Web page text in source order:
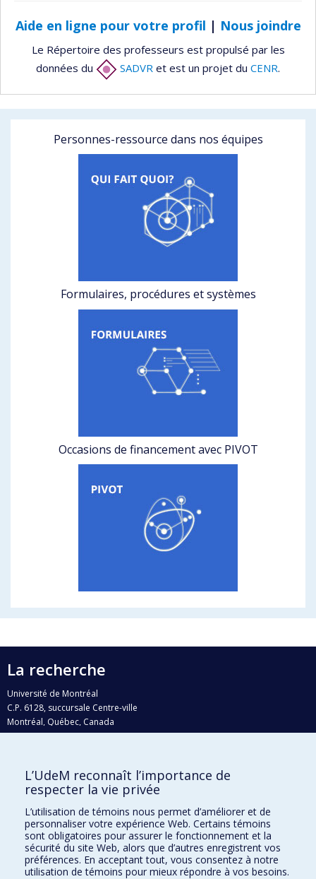
Aide en ligne pour votre profil | Nous joindre
Le Répertoire des professeurs est propulsé par les
données du
SADVR et est un projet du CENR.
Personnes-ressource dans nos équipes
Formulaires, procédures et systèmes
Occasions de financement avec PIVOT
La recherche
Université de Montréal
C.P. 6128, succursale Centre-ville
Montréal, Québec, Canada
H3C 3J7
Qui fait quoi?
Nous trouver
Plan du site
Accessibilité
L’UdeM reconnaît l’importance de
respecter la vie privée
L’utilisation de témoins nous permet d’améliorer et de
personnaliser votre expérience Web. Certains témoins
sont obligatoires pour assurer le fonctionnement et la
sécurité du site Web, alors que d’autres enregistrent vos
préférences. En acceptant tout, vous consentez à notre
utilisation de témoins pour mieux répondre à vos besoins.